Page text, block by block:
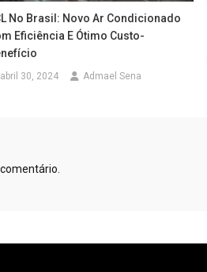
No Brasil: Novo Ar Condicionado
Eficiência E Ótimo Custo-
abril 30, 2024 Admael Sena